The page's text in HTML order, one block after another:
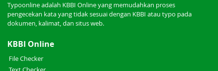
Typoonline adalah KBBI Online yang memudahkan proses
pengecekan kata yang tidak sesuai dengan KBBI atau typo pada
dokumen, kalimat, dan situs web.
KBBI Online
File Checker